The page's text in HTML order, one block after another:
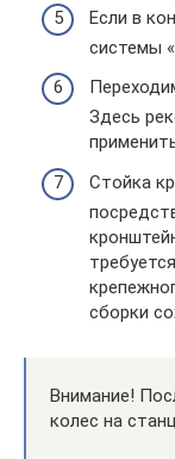
Если в
системы
Здесь
Стойка
сборки
Внимание!
колес на